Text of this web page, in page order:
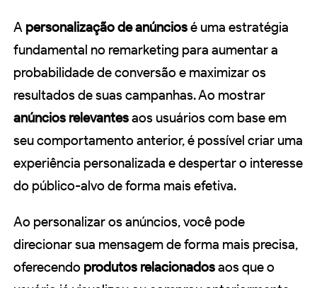
A personalização de anúnciosé uma estratégia
fundamental no remarketing para aumentar a
probabilidade de conversão e maximizar os
resultados de suas campanhas. Ao mostrar
anúncios relevantesaos usuários com base em
seu comportamento anterior, é possível criar uma
experiência personalizada e despertar o interesse
do público-alvo de forma mais efetiva.
Ao personalizar os anúncios, você pode
direcionar sua mensagem de forma mais precisa,
oferecendo produtos relacionadosaos que o